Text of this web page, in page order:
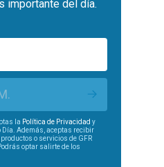
importante del día.
la Política de Privacidad y
Día. Además, aceptas recibir
o servicios de GFR
optar salirte de los